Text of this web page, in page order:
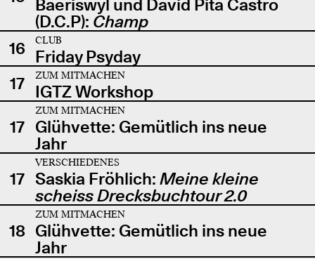
Baeriswyl und David Pita Castro
(D.C.P): Champ
16
CLUB
Friday Psyday
17
ZUM MITMACHEN
IGTZ Workshop
17
ZUM MITMACHEN
Glühvette: Gemütlich ins neue
Jahr
17
VERSCHIEDENES
Saskia Fröhlich: Meine kleine
scheiss Drecksbuchtour 2.0
18
ZUM MITMACHEN
Glühvette: Gemütlich ins neue
Jahr